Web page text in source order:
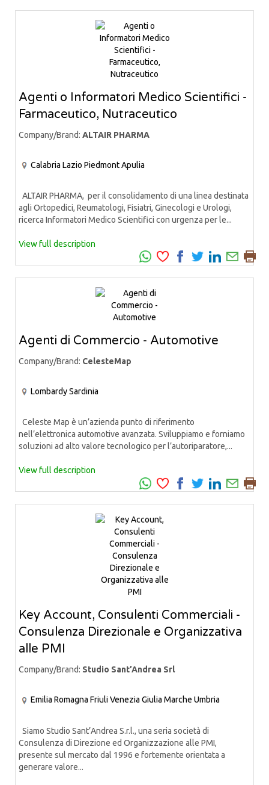
Agenti o Informatori Medico Scientifici -
Farmaceutico, Nutraceutico
Company/Brand: ALTAIR PHARMA
Calabria Lazio PiedmontApulia
ALTAIR PHARMA, per il consolidamento di una linea destinata
agli Ortopedici, Reumatologi, Fisiatri, Ginecologi e Urologi,
ricerca Informatori Medico Scientifici con urgenza per le...
View full description
Agenti di Commercio - Automotive
Company/Brand: CelesteMap
LombardySardinia
Celeste Map è un’azienda punto di riferimento
nell’elettronica automotive avanzata. Sviluppiamo e forniamo
soluzioni ad alto valore tecnologico per l’autoriparatore,...
View full description
Key Account, Consulenti Commerciali -
Consulenza Direzionale e Organizzativa
alle PMI
Company/Brand: Studio Sant’Andrea Srl
Emilia Romagna Friuli Venezia Giulia Marche Umbria
Siamo Studio Sant’Andrea S.r.l., una seria società di
Consulenza di Direzione ed Organizzazione alle PMI,
presente sul mercato dal 1996 e fortemente orientata a
generare valore...